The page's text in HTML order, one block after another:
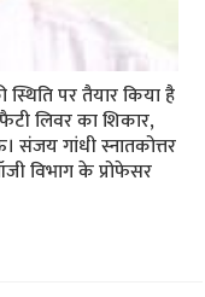
पर तैयार किया है
लिवर का शिकार,
गांधी स्नातकोत्तर
विभाग के प्रोफेसर